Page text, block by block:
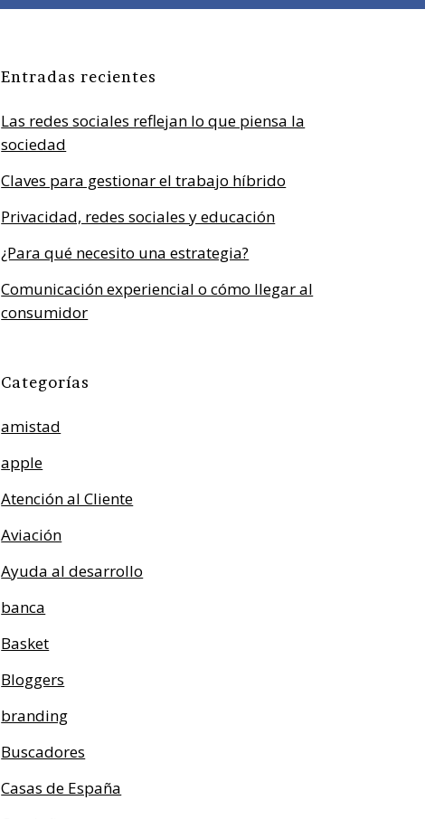
Entradas recientes
Las redes sociales reflejan lo que piensa la
sociedad
Claves para gestionar el trabajo híbrido
Privacidad, redes sociales y educación
¿Para qué necesito una estrategia?
Comunicación experiencial o cómo llegar al
consumidor
Categorías
amistad
apple
Atención al Cliente
Aviación
Ayuda al desarrollo
banca
Basket
Bloggers
branding
Buscadores
Casas de España